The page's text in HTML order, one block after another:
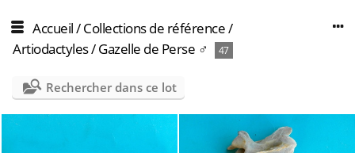
Accueil/Collections de référence/
Artiodactyles/Gazelle de Perse ♂ 47
Rechercher dans ce lot